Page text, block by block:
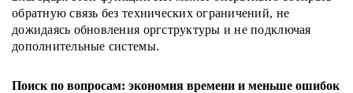
обратную связь без технических ограничений, не
дожидаясь обновления оргструктуры и не подключая
дополнительные системы.
Поиск по вопросам: экономия времени и меньше ошибок